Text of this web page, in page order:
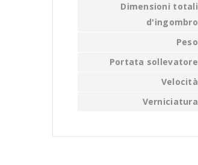
Dimensioni totali
d'ingombro
Peso
Portata sollevatore
Velocità
Verniciatura